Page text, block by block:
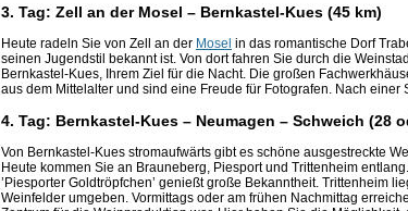
3. Tag: Zell an der Mosel – Bernkastel-Kues (45 km)
Heute radeln Sie von Zell an der Mosel in das romantische Dorf
seinen Jugendstil bekannt ist. Von dort fahren Sie durch die
Bernkastel-Kues, Ihrem Ziel für die Nacht. Die großen
aus dem Mittelalter und sind eine Freude für Fotografen. Nach
4. Tag: Bernkastel-Kues – Neumagen – Schweich (28
Von Bernkastel-Kues stromaufwärts gibt es schöne ausgestreckte
Heute kommen Sie an Brauneberg, Piesport und Trittenheim
’Piesporter Goldtröpfchen’ genießt große Bekanntheit. Trittenheim
Weinfelder umgeben. Vormittags oder am frühen Nachmittag